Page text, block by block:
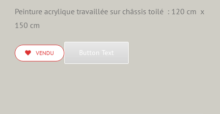
Peinture acrylique travaillée sur châssis toilé : 120 cm x
150 cm
VENDU Button Text